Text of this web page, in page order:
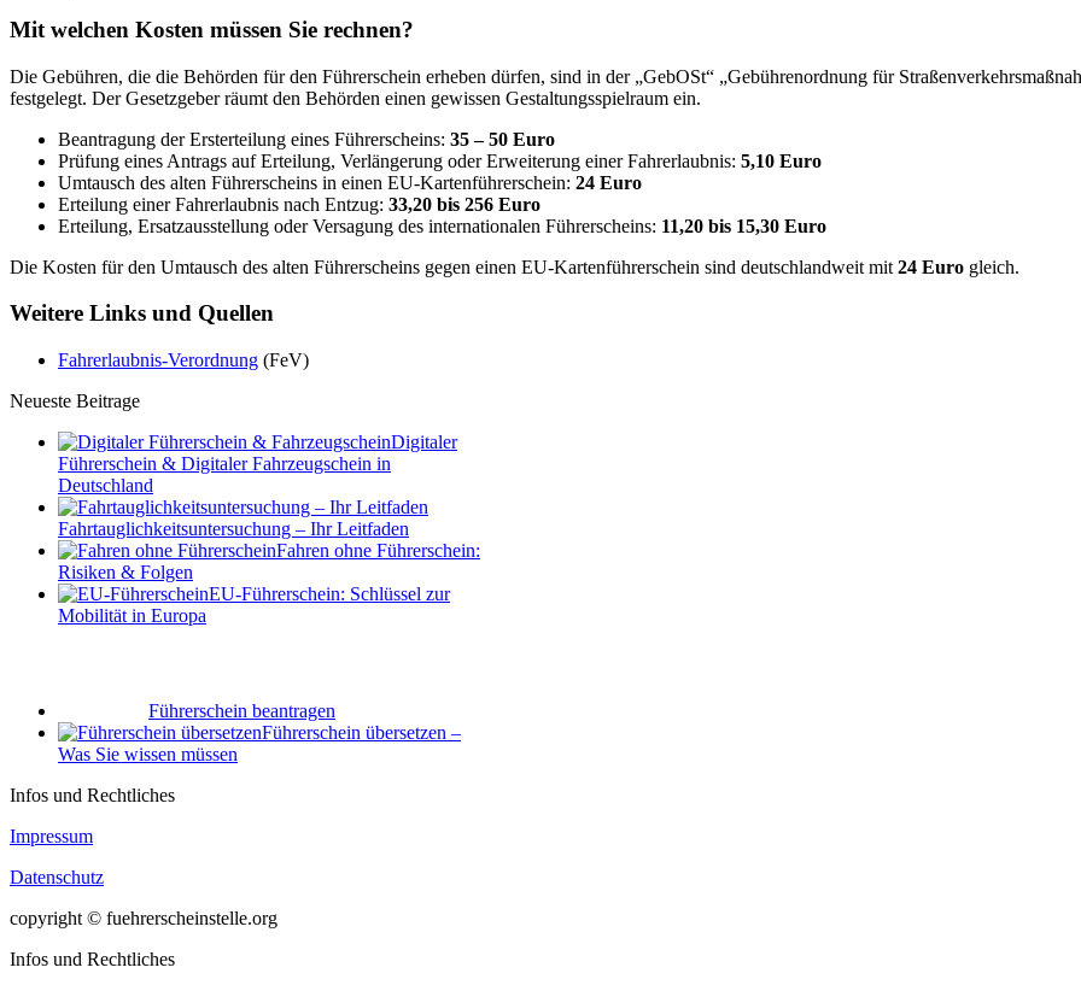
Mit welchen Kosten müssen Sie rechnen?
Die Gebühren, die die Behörden für den Führerschein erheben dürfen, sind in der „GebOSt“ „Gebührenordnung für
festgelegt. Der Gesetzgeber räumt den Behörden einen gewissen Gestaltungsspielraum ein.
Beantragung der Ersterteilung eines Führerscheins: 35 – 50 Euro
Prüfung eines Antrags auf Erteilung, Verlängerung oder Erweiterung einer Fahrerlaubnis: 5,10 Euro
Umtausch des alten Führerscheins in einen EU-Kartenführerschein: 24 Euro
Erteilung einer Fahrerlaubnis nach Entzug: 33,20 bis 256 Euro
Erteilung, Ersatzausstellung oder Versagung des internationalen Führerscheins: 11,20 bis 15,30 Euro
Die Kosten für den Umtausch des alten Führerscheins gegen einen EU-Kartenführerschein sind deutschlandweit mit 24 Euro gleich.
Weitere Links und Quellen
Fahrerlaubnis-Verordnung (FeV)
Neueste Beitrage
Digitaler
Führerschein & Digitaler Fahrzeugschein in
Deutschland
Fahrtauglichkeits­untersuchung – Ihr Leitfaden
Fahren ohne Führerschein:
Risiken & Folgen
EU-Führerschein: Schlüssel zur
Mobilität in Europa
Führerschein beantragen
Führerschein übersetzen –
Was Sie wissen müssen
Infos und Rechtliches
Impressum
Datenschutz
copyright © fuehrerscheinstelle.org
Infos und Rechtliches